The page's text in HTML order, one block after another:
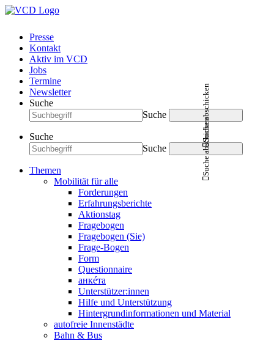
Presse
Kontakt
Aktiv im VCD
Jobs
Termine
Newsletter
Suche
Suche
Suche abschicken
Suche
Suche
Suche abschicken
Themen
Mobilität für alle
Forderungen
Erfahrungsberichte
Aktionstag
Fragebogen
Fragebogen (Sie)
Frage-Bogen
Form
Questionnaire
анкéта
Unterstützer:innen
Hilfe und Unterstützung
Hintergrundinformationen und Material
autofreie Innenstädte
Bahn & Bus